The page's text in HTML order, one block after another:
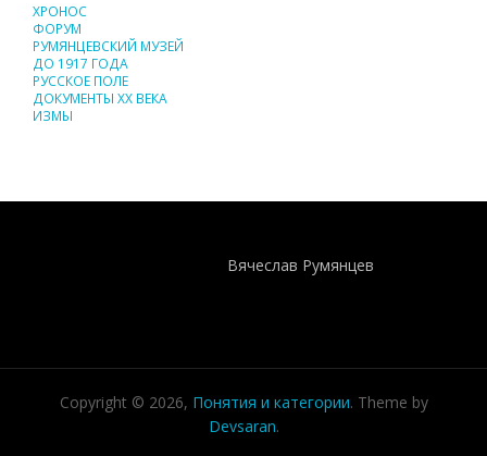
ХРОНОС
ФОРУМ
РУМЯНЦЕВСКИЙ МУЗЕЙ
ДО 1917 ГОДА
РУССКОЕ ПОЛЕ
ДОКУМЕНТЫ XX ВЕКА
ИЗМЫ
Вячеслав Румянцев
Copyright © 2026, Понятия и категории. Theme by
Devsaran.